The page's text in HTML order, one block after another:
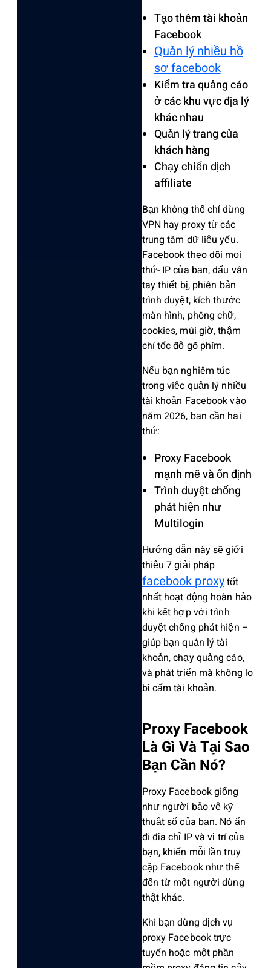
Tạo thêm tài khoản
Facebook
Quản lý nhiều hồ
sơ facebook
Kiểm tra quảng cáo
ở các khu vực địa lý
khác nhau
Quản lý trang của
khách hàng
Chạy chiến dịch
affiliate
Bạn không thể chỉ dùng
VPN hay proxy từ các
trung tâm dữ liệu yếu.
Facebook theo dõi mọi
thứ- IP của bạn, dấu vân
tay thiết bị, phiên bản
trình duyệt, kích thước
màn hình, phông chữ,
cookies, múi giờ, thậm
chí tốc độ gõ phím.
Nếu bạn nghiêm túc
trong việc quản lý nhiều
tài khoản Facebook vào
năm 2026, bạn cần hai
thứ:
Proxy Facebook
mạnh mẽ và ổn định
Trình duyệt chống
phát hiện như
Multilogin
Hướng dẫn này sẽ giới
thiệu 7 giải pháp
facebook proxytốt
nhất hoạt động hoàn hảo
khi kết hợp với trình
duyệt chống phát hiện –
giúp bạn quản lý tài
khoản, chạy quảng cáo,
và phát triển mà không lo
bị cấm tài khoản.
Proxy Facebook
Là Gì Và Tại Sao
Bạn Cần Nó?
Proxy Facebook giống
như người bảo vệ kỹ
thuật số của bạn. Nó ẩn
đi địa chỉ IP và vị trí của
bạn, khiến mỗi lần truy
cập Facebook như thể
đến từ một người dùng
thật khác.
‌Khi bạn dùng dịch vụ
prox‌y Facebook trực
tuyến hoặc một phần